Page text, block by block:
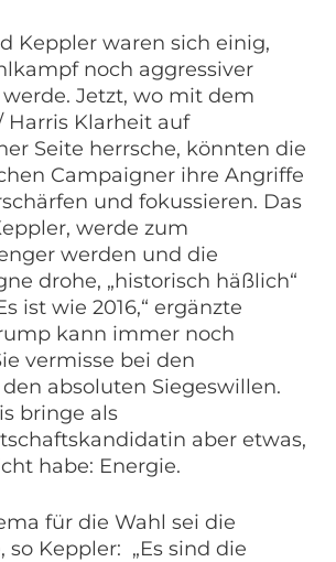
Keppler waren sich einig,
noch aggressiver
Jetzt, wo mit dem
Harris Klarheit auf
Seite herrsche, könnten die
Campaigner ihre Angriffe
und fokussieren. Das
werde zum
werden und die
drohe, „historisch häßlich“
ist wie 2016,“ ergänzte
kann immer noch
vermisse bei den
absoluten Siegeswillen.
bringe als
aber etwas,
habe: Energie.
für die Wahl sei die
so Keppler: „Es sind die